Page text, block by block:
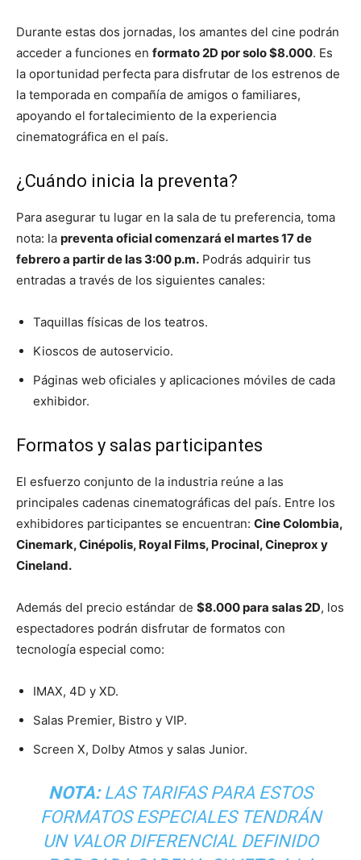
Durante estas dos jornadas, los amantes del cine podrán
acceder a funciones en formato 2D por solo $8.000. Es
la oportunidad perfecta para disfrutar de los estrenos de
la temporada en compañía de amigos o familiares,
apoyando el fortalecimiento de la experiencia
cinematográfica en el país.
¿Cuándo inicia la preventa?
Para asegurar tu lugar en la sala de tu preferencia, toma
nota: la preventa oficial comenzará el martes 17 de
febrero a partir de las 3:00 p.m. Podrás adquirir tus
entradas a través de los siguientes canales:
Taquillas físicas de los teatros.
Kioscos de autoservicio.
Páginas web oficiales y aplicaciones móviles de cada
exhibidor.
Formatos y salas participantes
El esfuerzo conjunto de la industria reúne a las
principales cadenas cinematográficas del país. Entre los
exhibidores participantes se encuentran: Cine Colombia,
Cinemark, Cinépolis, Royal Films, Procinal, Cineprox y
Cineland.
Además del precio estándar de $8.000 para salas 2D, los
espectadores podrán disfrutar de formatos con
tecnología especial como:
IMAX, 4D y XD.
Salas Premier, Bistro y VIP.
Screen X, Dolby Atmos y salas Junior.
NOTA:LAS TARIFAS PARA ESTOS
FORMATOS ESPECIALES TENDRÁN
UN VALOR DIFERENCIAL DEFINIDO